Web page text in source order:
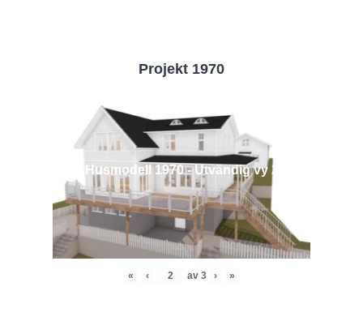
Projekt 1970
Husmodell 1970 - Utvändig vy 2
« ‹ av 3 › »